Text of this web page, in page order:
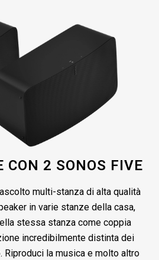
CON 2 SONOS FIVE
multi-stanza di alta qualità
in varie stanze della casa,
stessa stanza come coppia
incredibilmente distinta dei
la musica e molto altro